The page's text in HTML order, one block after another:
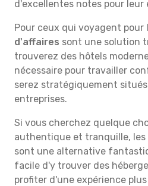
d'excellentes notes pour leur
Pour ceux qui voyagent pour
d'affaires sont une solution
trouverez des hôtels
nécessaire pour travailler
serez stratégiquement situés
entreprises.
Si vous cherchez quelque
authentique et tranquille, les
sont une alternative
facile d'y trouver des
profiter d'une expérience